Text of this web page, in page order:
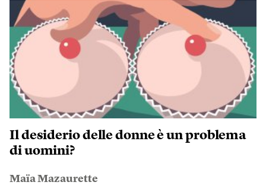
Il desiderio delle donne è un problema
di uomini?
Maïa Mazaurette